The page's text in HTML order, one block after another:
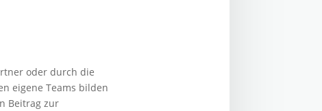
oder durch die
eigene Teams bilden
Beitrag zur